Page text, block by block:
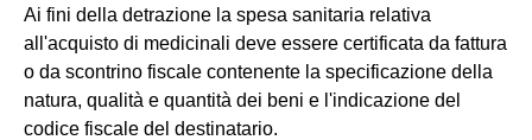
Ai fini della detrazione la spesa sanitaria relativa
all'acquisto di medicinali deve essere certificata da fattura
o da scontrino fiscale contenente la specificazione della
natura, qualità e quantità dei beni e l'indicazione del
codice fiscale del destinatario.